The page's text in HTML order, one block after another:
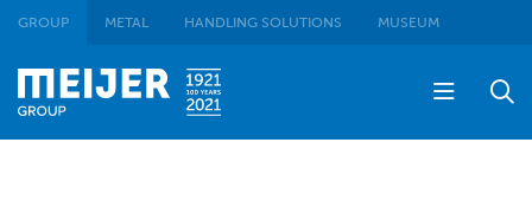
GROUP METAL HANDLING SOLUTIONS MUSEUM